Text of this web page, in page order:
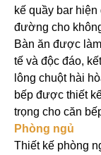
kế quầy bar
đường cho
Bàn ăn được
tế và độc đáo,
lông chuột hài
bếp được thiết
trọng cho căn
Phòng ngủ
Thiết kế phòng